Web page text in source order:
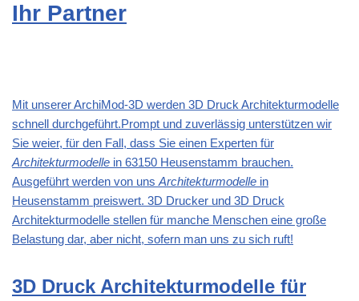
Ihr Partner
Mit unserer ArchiMod-3D werden 3D Druck Architekturmodelle
schnell durchgeführt.Prompt und zuverlässig unterstützen wir
Sie weier, für den Fall, dass Sie einen Experten für
Architekturmodelle in 63150 Heusenstamm brauchen.
Ausgeführt werden von uns Architekturmodelle in
Heusenstamm preiswert. 3D Drucker und 3D Druck
Architekturmodelle stellen für manche Menschen eine große
Belastung dar, aber nicht, sofern man uns zu sich ruft!
3D Druck Architekturmodelle für